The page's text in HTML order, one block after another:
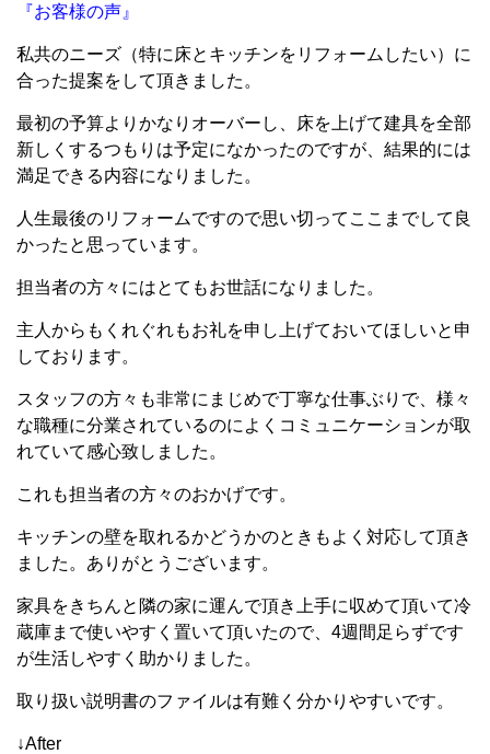
『お客様の声』
私共のニーズ（特に床とキッチンをリフォームしたい）に
合った提案をして頂きました。
最初の予算よりかなりオーバーし、床を上げて建具を全部
新しくするつもりは予定になかったのですが、結果的には
満足できる内容になりました。
人生最後のリフォームですので思い切ってここまでして良
かったと思っています。
担当者の方々にはとてもお世話になりました。
主人からもくれぐれもお礼を申し上げておいてほしいと申
しております。
スタッフの方々も非常にまじめで丁寧な仕事ぶりで、様々
な職種に分業されているのによくコミュニケーションが取
れていて感心致しました。
これも担当者の方々のおかげです。
キッチンの壁を取れるかどうかのときもよく対応して頂き
ました。ありがとうございます。
家具をきちんと隣の家に運んで頂き上手に収めて頂いて冷
蔵庫まで使いやすく置いて頂いたので、4週間足らずです
が生活しやすく助かりました。
取り扱い説明書のファイルは有難く分かりやすいです。
↓After